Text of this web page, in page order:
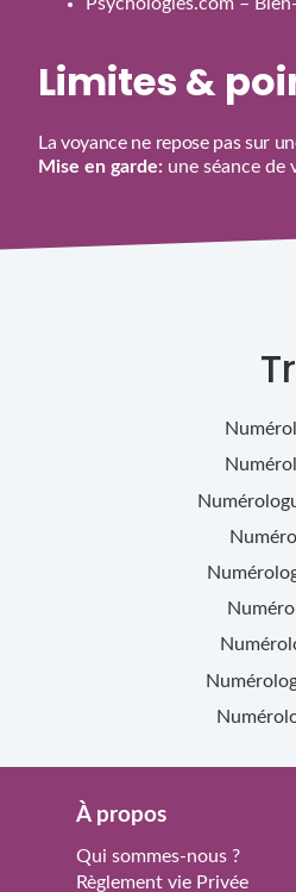
Limites &
La voyance ne repose pas sur
Mise en garde: une séance de
À propos
Qui sommes-nous ?
Règlement vie Privée